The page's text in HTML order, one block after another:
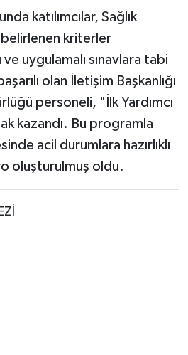
katılımcılar, Sağlık
belirlenen kriterler
uygulamalı sınavlara tabi
olan İletişim Başkanlığı
personeli, "İlk Yardımcı
kazandı. Bu programla
acil durumlara hazırlıklı
oluşturulmuş oldu.